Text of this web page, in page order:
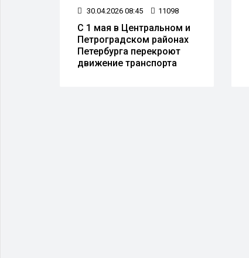
30.04.2026 08:45 11098
С 1 мая в Центральном и
Петроградском районах
Петербурга перекроют
движение транспорта